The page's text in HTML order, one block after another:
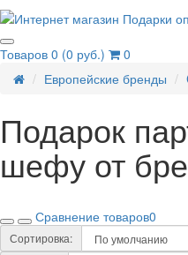
Товаров 0 (0 руб.)
0
Европейские бренды
Подарок
шефу от
Сравнение товаров0
Сортировка: